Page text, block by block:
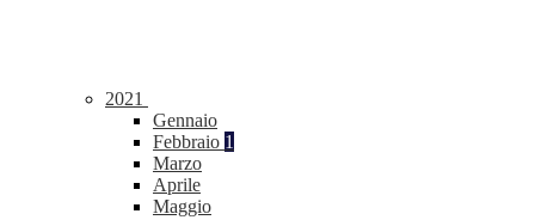
2021
Gennaio
Febbraio 1
Marzo
Aprile
Maggio